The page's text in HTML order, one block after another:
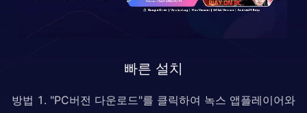
빠른 설치
방법 1. "PC버전 다운로드"를 클릭하여 녹스 앱플레이어와